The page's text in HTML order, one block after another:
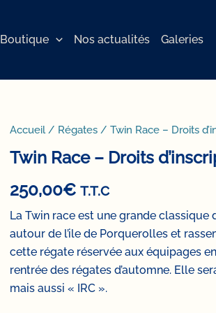
Boutique Nos actualités Galeries
Accueil / Régates / Twin Race – Droits
Twin Race – Droits
250,00€ T.T.C
La Twin race est une grande
autour de l’ile de Porquerolles et
cette régate réservée aux équipages
rentrée des régates d’automne. Elle
mais aussi « IRC ».